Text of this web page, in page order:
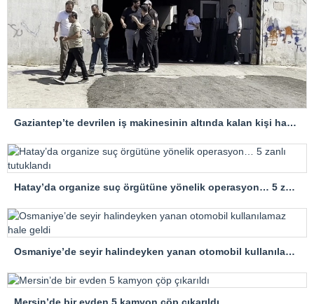
Gaziantep’te devrilen iş makinesinin altında kalan kişi hayatını kaybetti
Hatay’da organize suç örgütüne yönelik operasyon… 5 zanlı tutuklandı
Osmaniye’de seyir halindeyken yanan otomobil kullanılamaz hale geldi